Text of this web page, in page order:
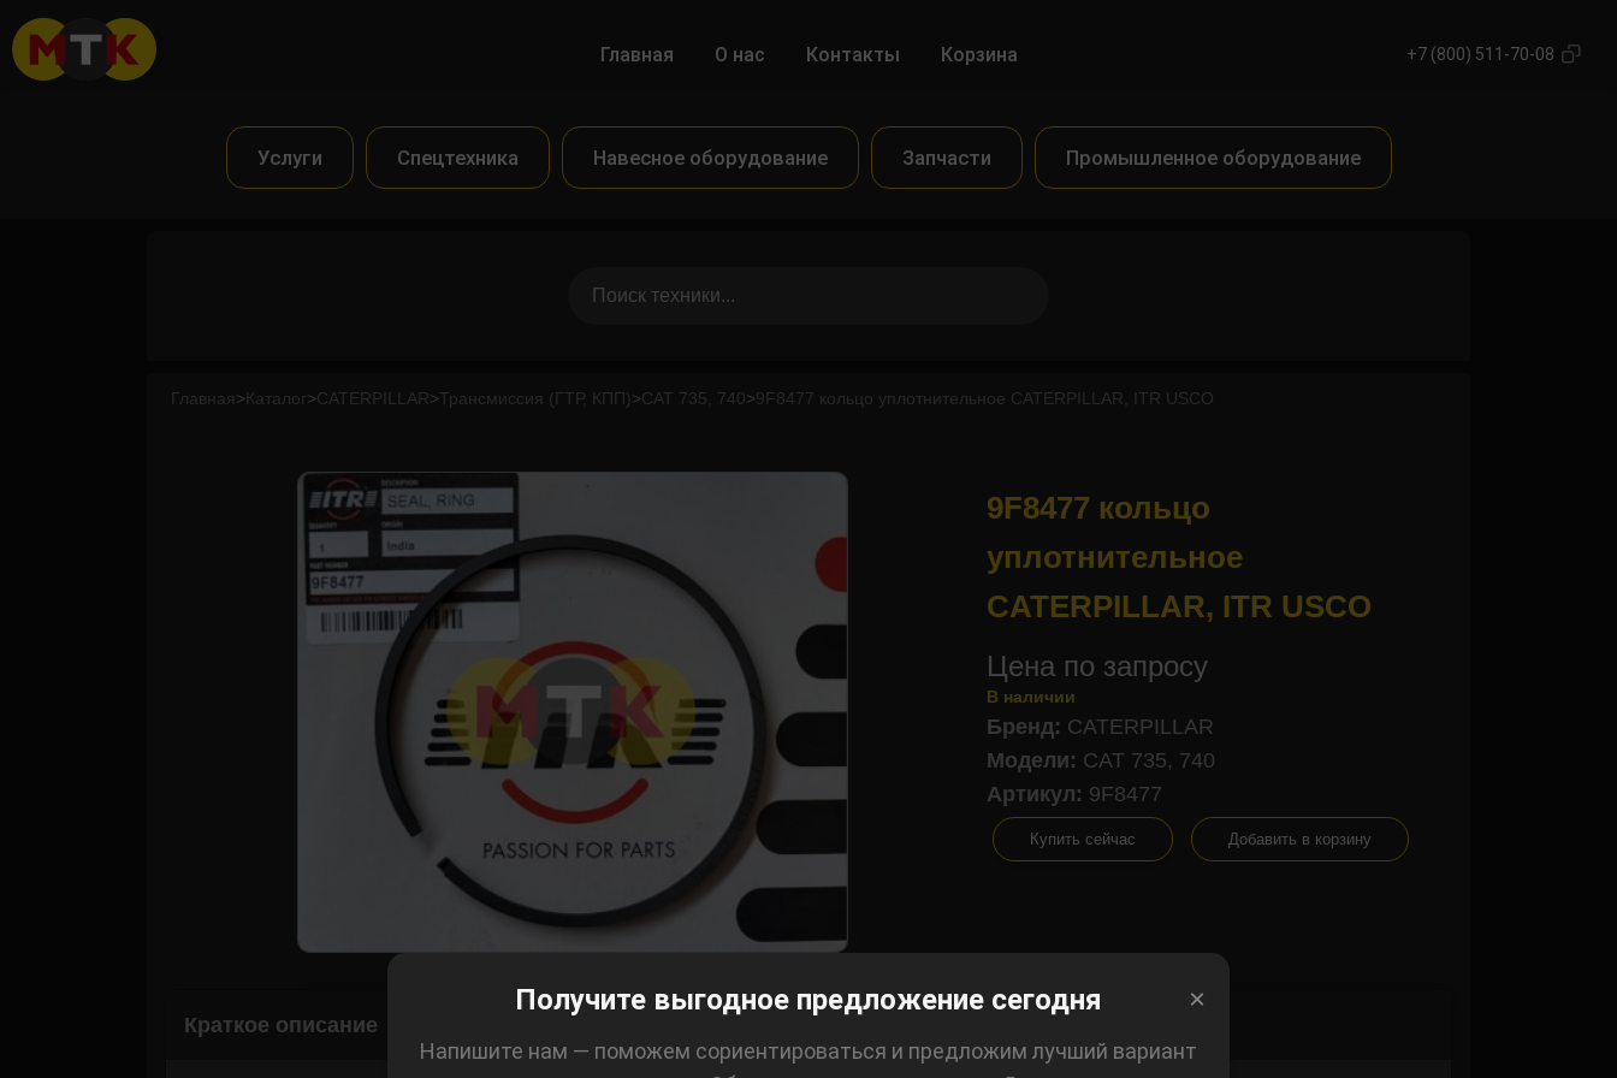
×
Получите выгодное предложение сегодня
Напишите нам — поможем сориентироваться и предложим лучший вариант
×
Корзина
Главная О нас Контакты Корзина +7 (800) 511-70-08
Услуги Спецтехника Навесное оборудование Запчасти Промышленное оборудование
Главная>Каталог>CATERPILLAR>Трансмиссия (ГТР, КПП)>CAT 735, 740>9F8477 кольцо уплотнительное CATERPILLAR, ITR USCO
9F8477 кольцо
уплотнительное
CATERPILLAR, ITR USCO
Цена по запросу
В наличии
Бренд: CATERPILLAR
Модели: CAT 735, 740
Артикул: 9F8477
Купить сейчас Добавить в корзину
Краткое описание